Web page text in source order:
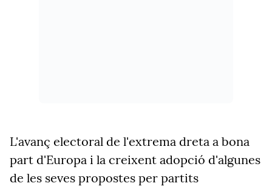
L'avanç electoral de l'extrema dreta a bona
part d'Europa i la creixent adopció d'algunes
de les seves propostes per partits